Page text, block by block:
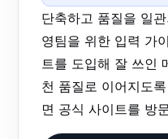
단축하고 품질을 일
영팀을 위한 입력 가
트를 도입해 잘 쓰인
천 품질로 이어지도
면 공식 사이트를 방